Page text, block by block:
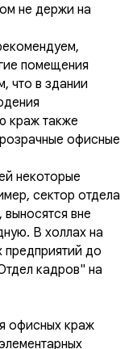
не держи на
помещения
что в здании
краж также
офисные
некоторые
сектор отдела
вне
В холлах на
до
кадров" на
офисных краж